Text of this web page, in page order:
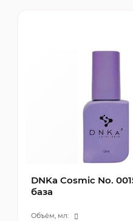
DNKa Cosmic No.
база
Объём, мл: